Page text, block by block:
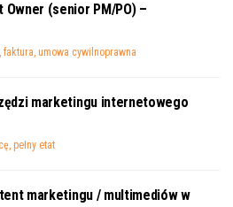
(senior PM/PO) –
faktura, umowa cywilnoprawna
marketingu internetowego
pełny etat
marketingu / multimediów w